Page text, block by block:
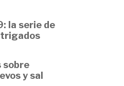
la serie de
sobre
y sal